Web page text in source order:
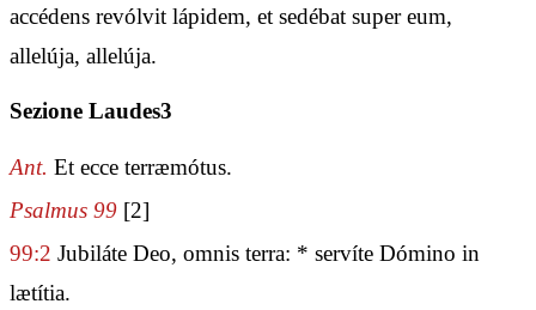
accédens revólvit lápidem, et sedébat super eum,
allelúja, allelúja.
Sezione Laudes3
Ant. Et ecce terræmótus.
Psalmus 99 [2]
99:2 Jubiláte Deo, omnis terra: * servíte Dómino in
lætítia.